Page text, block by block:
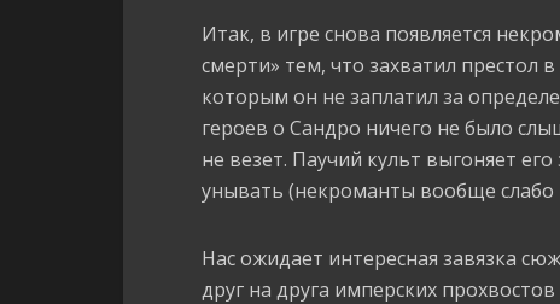
Итак, в игре снова появляется
смерти» тем, что захватил престол
которым он не заплатил за
героев о Сандро ничего не было
не везет. Паучий культ выгоняет
унывать (некроманты вообще
Нас ожидает интересная завязка
друг на друга имперских